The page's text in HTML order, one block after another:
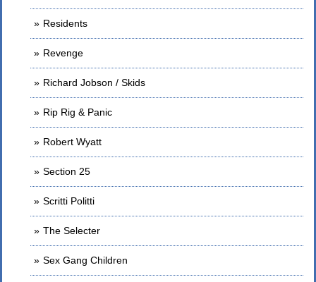
Residents
Revenge
Richard Jobson / Skids
Rip Rig & Panic
Robert Wyatt
Section 25
Scritti Politti
The Selecter
Sex Gang Children